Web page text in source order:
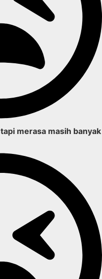
tapi merasa masih banyak